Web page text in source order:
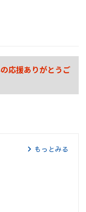
応援ありがとうご
もっとみる